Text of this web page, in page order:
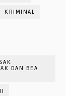
KRIMINAL
DAN BEA